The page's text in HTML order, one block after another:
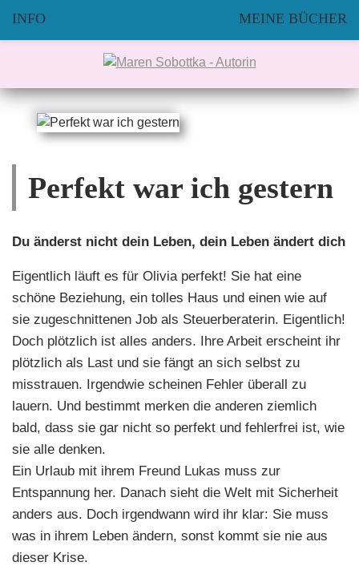
Perfekt war ich gestern
Du änderst nicht dein Leben, dein Leben ändert dich
Eigentlich läuft es für Olivia perfekt! Sie hat eine
schöne Beziehung, ein tolles Haus und einen wie auf
sie zugeschnittenen Job als Steuerberaterin. Eigentlich!
Doch plötzlich ist alles anders. Ihre Arbeit erscheint ihr
plötzlich als Last und sie fängt an sich selbst zu
misstrauen. Irgendwie scheinen Fehler überall zu
lauern. Und bestimmt merken die anderen ziemlich
bald, dass sie gar nicht so perfekt und fehlerfrei ist, wie
sie alle denken.
Ein Urlaub mit ihrem Freund Lukas muss zur
Entspannung her. Danach sieht die Welt mit Sicherheit
anders aus. Doch irgendwann wird ihr klar: Sie muss
was in ihrem Leben ändern, sonst kommt sie nie aus
dieser Krise.
INFO MEINE BÜCHER